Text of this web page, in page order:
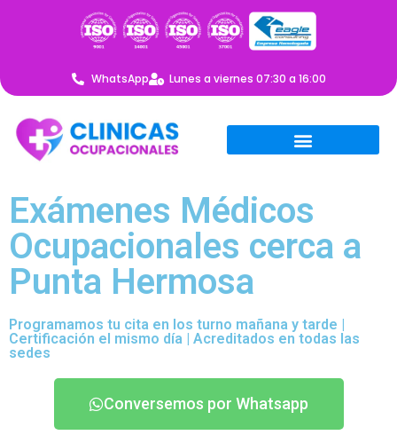
WhatsApp Lunes a viernes 07:30 a 16:00
Exámenes Médicos
Ocupacionales cerca a
Punta Hermosa
Programamos tu cita en los turno mañana y tarde |
Certificación el mismo día | Acreditados en todas las
sedes
Conversemos por Whatsapp